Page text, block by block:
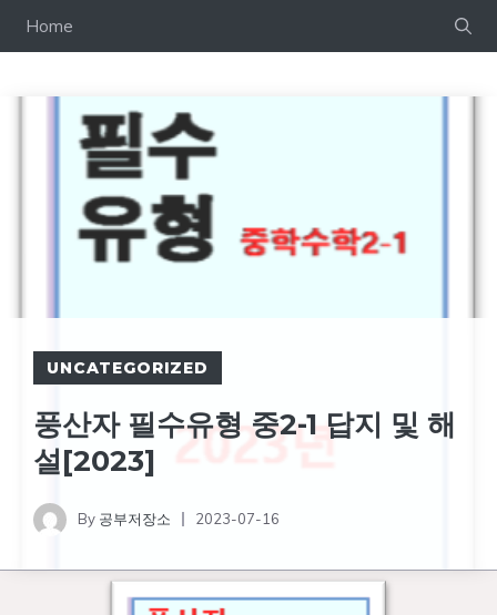
Home
UNCATEGORIZED
풍산자 필수유형 중2-1 답지 및 해
설[2023]
By 공부저장소 2023-07-16